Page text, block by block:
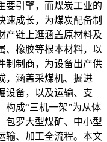
要引擎，而煤炭工业的
速成长，为煤炭配备制
产链上逛涵盖原材料及
、橡胶等根本材料，以
制制商，为设备出产供
，涵盖采煤机、掘进
设备，以及运输、支
构成“三机一架”为从体
包罗大型煤矿、中小型
输、加工全流程。本文